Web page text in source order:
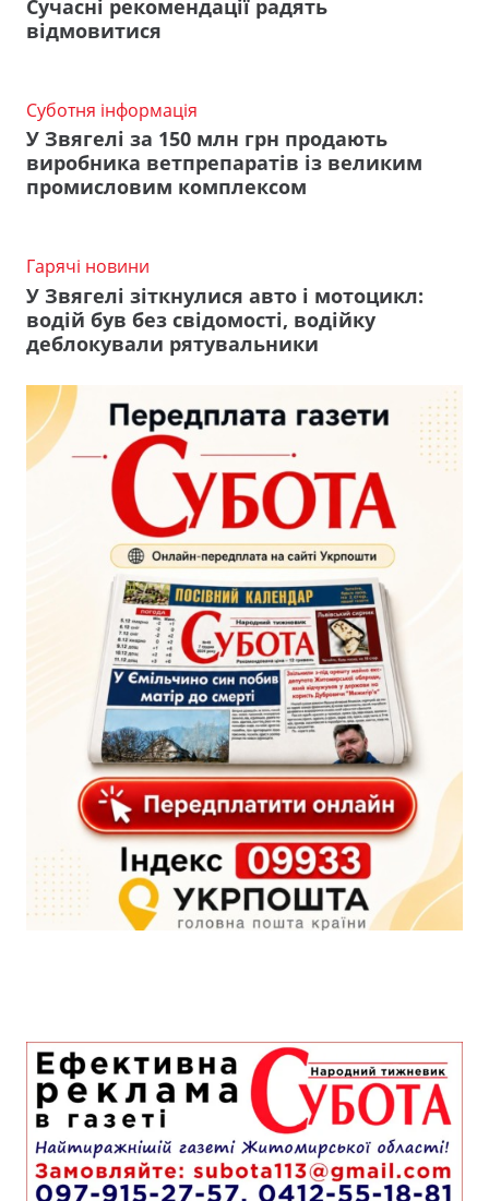
Сучасні рекомендації радять
відмовитися
Суботня інформація
У Звягелі за 150 млн грн продають
виробника ветпрепаратів із великим
промисловим комплексом
Гарячі новини
У Звягелі зіткнулися авто і мотоцикл:
водій був без свідомості, водійку
деблокували рятувальники